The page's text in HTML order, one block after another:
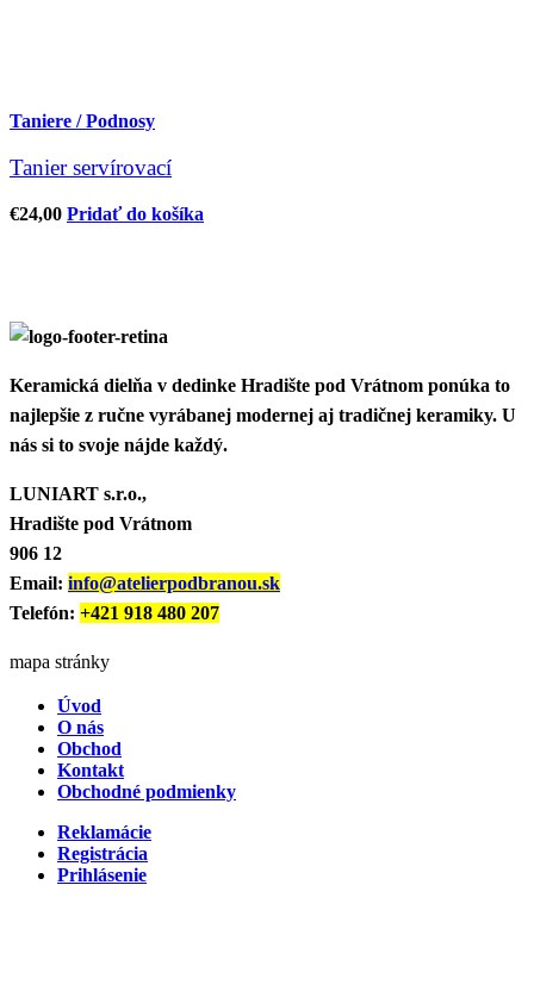
Taniere / Podnosy
Tanier servírovací
€24,00 Pridať do košíka
Keramická dielňa v dedinke Hradište pod Vrátnom ponúka to
najlepšie z ručne vyrábanej modernej aj tradičnej keramiky. U
nás si to svoje nájde každý.
LUNIART s.r.o.,
Hradište pod Vrátnom
906 12
Email: info@atelierpodbranou.sk
Telefón: +421 918 480 207
mapa stránky
Úvod
O nás
Obchod
Kontakt
Obchodné podmienky
Reklamácie
Registrácia
Prihlásenie